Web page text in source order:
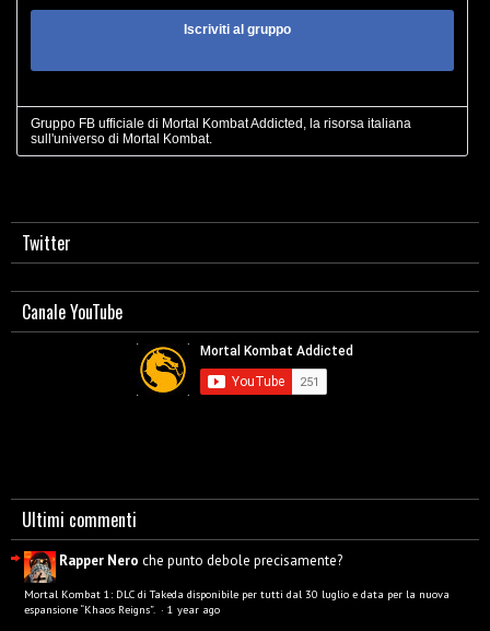
Iscriviti al gruppo
Gruppo FB ufficiale di Mortal Kombat Addicted, la risorsa italiana
sull'universo di Mortal Kombat.
Twitter
Canale YouTube
Ultimi commenti
Rapper Nero che punto debole precisamente?
Mortal Kombat 1: DLC di Takeda disponibile per tutti dal 30 luglio e data per la nuova
espansione “Khaos Reigns”. · 1 year ago